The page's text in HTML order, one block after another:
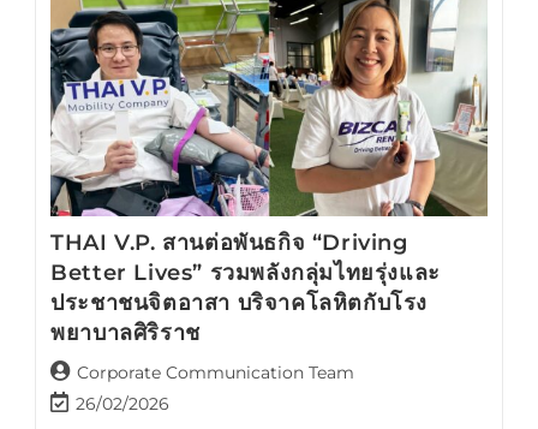
THAI V.P. สานต่อพันธกิจ “Driving
Better Lives” รวมพลังกลุ่มไทยรุ่งและ
ประชาชนจิตอาสา บริจาคโลหิตกับโรง
พยาบาลศิริราช
Corporate Communication Team
26/02/2026